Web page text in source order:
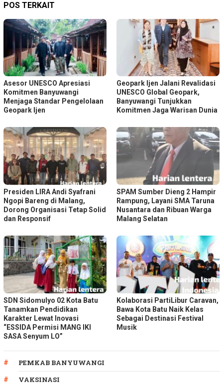
POS TERKAIT
Asesor UNESCO Apresiasi
Komitmen Banyuwangi
Menjaga Standar Pengelolaan
Geopark Ijen
Geopark Ijen Jalani Revalidasi
UNESCO Global Geopark,
Banyuwangi Tunjukkan
Komitmen Jaga Warisan Dunia
Presiden LIRA Andi Syafrani
Ngopi Bareng di Malang,
Dorong Organisasi Tetap Solid
dan Responsif
SPAM Sumber Dieng 2 Hampir
Rampung, Layani SMA Taruna
Nusantara dan Ribuan Warga
Malang Selatan
SDN Sidomulyo 02 Kota Batu
Tanamkan Pendidikan
Karakter Lewat Inovasi
“ESSIDA Permisi MANG IKI
SASA Senyum LO”
Kolaborasi PartiLibur Caravan,
Bawa Kota Batu Naik Kelas
Sebagai Destinasi Festival
Musik
PEMKAB BANYUWANGI
VAKSINASI